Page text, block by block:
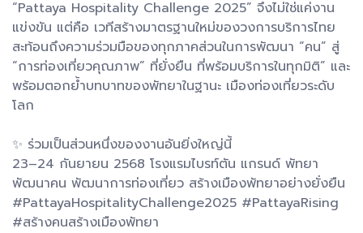
“Pattaya Hospitality Challenge 2025” จึงไม่ใช่แค่งาน
แข่งขัน แต่คือ เวทีสร้างมาตรฐานใหม่ของวงการบริการไทย
สะท้อนถึงความร่วมมือของทุกภาคส่วนในการพัฒนา “คน” สู่
“การท่องเที่ยวคุณภาพ” ที่ยั่งยืน ที่พร้อมบริการในทุกมิติ” และ
พร้อมตอกย้ำบทบาทของพัทยาในฐานะ เมืองท่องเที่ยวระดับ
โลก
✨ ร่วมเป็นส่วนหนึ่งของงานอันยิ่งใหญ่นี้
23–24 กันยายน 2568 โรงแรมไบรท์ตัน แกรนด์ พัทยา
พัฒนาคน พัฒนาการท่องเที่ยว สร้างเมืองพัทยาอย่างยั่งยืน
#PattayaHospitalityChallenge2025 #PattayaRising
#สร้างคนสร้างเมืองพัทยา